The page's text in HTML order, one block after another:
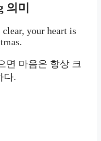
의미
your heart is
면 마음은 항상 크
다.